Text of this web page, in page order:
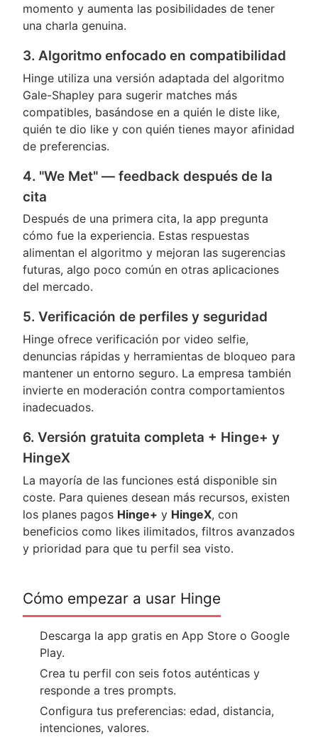
momento y aumenta las posibilidades de tener
una charla genuina.
3. Algoritmo enfocado en compatibilidad
Hinge utiliza una versión adaptada del algoritmo
Gale-Shapley para sugerir matches más
compatibles, basándose en a quién le diste like,
quién te dio like y con quién tienes mayor afinidad
de preferencias.
4. "We Met" — feedback después de la
cita
Después de una primera cita, la app pregunta
cómo fue la experiencia. Estas respuestas
alimentan el algoritmo y mejoran las sugerencias
futuras, algo poco común en otras aplicaciones
del mercado.
5. Verificación de perfiles y seguridad
Hinge ofrece verificación por video selfie,
denuncias rápidas y herramientas de bloqueo para
mantener un entorno seguro. La empresa también
invierte en moderación contra comportamientos
inadecuados.
6. Versión gratuita completa + Hinge+ y
HingeX
La mayoría de las funciones está disponible sin
coste. Para quienes desean más recursos, existen
los planes pagos Hinge+ y HingeX, con
beneficios como likes ilimitados, filtros avanzados
y prioridad para que tu perfil sea visto.
Cómo empezar a usar Hinge
Descarga la app gratis en App Store o Google
Play.
Crea tu perfil con seis fotos auténticas y
responde a tres prompts.
Configura tus preferencias: edad, distancia,
intenciones, valores.